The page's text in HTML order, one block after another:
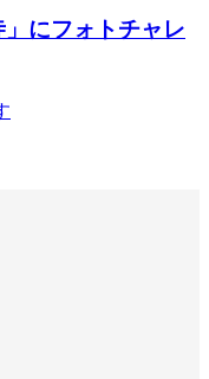
」にフォトチャレ